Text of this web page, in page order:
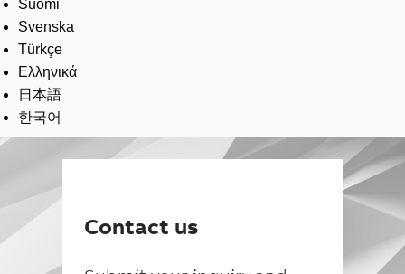
Suomi
Svenska
Türkçe
Ελληνικά
日本語
한국어
Contact us